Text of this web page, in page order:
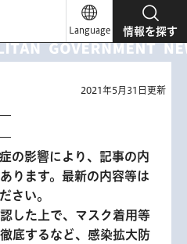
Language 情報を探す
2021年5月31日更新
の影響により、記事の内
ります。最新の内容等は
さい。
した上で、マスク着用等
底するなど、感染拡大防